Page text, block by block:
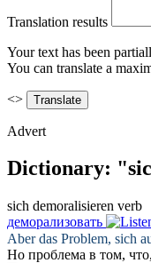
Translation results
Your text has been
You can translate a
<>
Advert
Dictionary:
sich demoralisieren verb
деморализовать
Aber das Problem, sich
Но проблема в том,